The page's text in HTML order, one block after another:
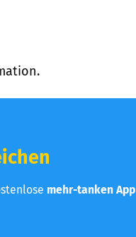
mehr-tanken App